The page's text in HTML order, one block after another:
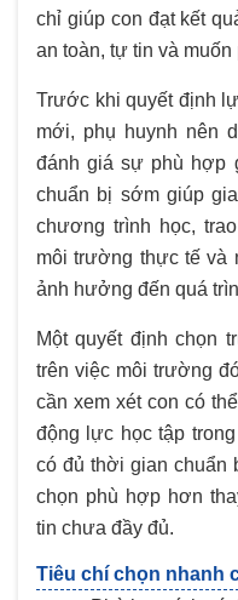
chỉ giúp con đạt kết
an toàn, tự tin và muốn
Trước khi quyết định
mới, phụ huynh nên
đánh giá sự phù hợp
chuẩn bị sớm giúp
chương trình học,
môi trường thực tế và
ảnh hưởng đến quá
Một quyết định chọn
trên việc môi trường
cần xem xét con có
động lực học tập
có đủ thời gian chuẩn
chọn phù hợp hơn
tin chưa đầy đủ.
Tiêu chí chọn nhanh